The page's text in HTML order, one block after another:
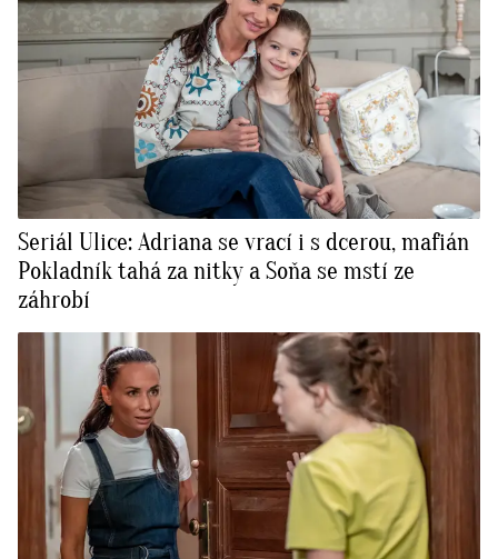
Seriál Ulice: Adriana se vrací i s dcerou, mafián
Pokladník tahá za nitky a Soňa se mstí ze
záhrobí